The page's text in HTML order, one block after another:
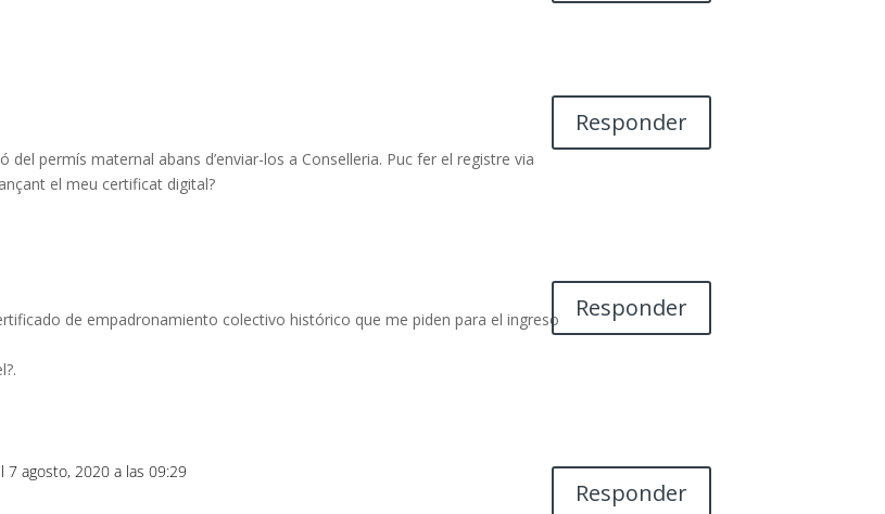
del permís maternal abans d’enviar-los a Conselleria. Puc fer el registre via
el meu certificat digital?
Responder
de empadronamiento colectivo histórico que me piden para el ingreso
Responder
7 agosto, 2020 a las 09:29
Responder